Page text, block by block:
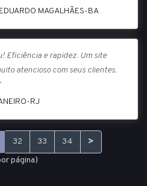
MAGALHÃES-BA
Eficiência e rapidez. Um site
atencioso com seus clientes.
RJ
32 33 34 >
página)